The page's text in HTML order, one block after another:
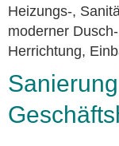
Heizungs-,
moderner
Herrichtung,